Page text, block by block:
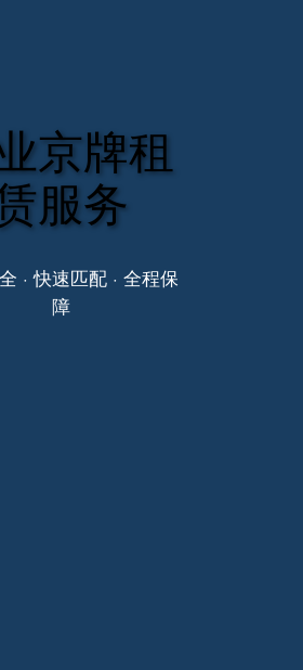
京牌租
服务
· 快速匹配 · 全程保
障